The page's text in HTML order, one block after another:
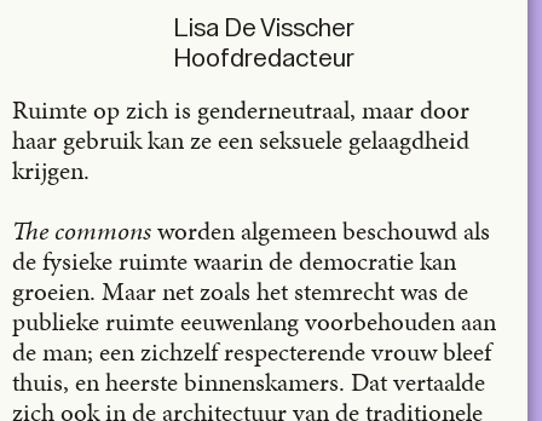
Lisa De Visscher
Hoofdredacteur
Ruimte op zich is genderneutraal, maar door
haar gebruik kan ze een seksuele gelaagdheid
krijgen.
The commonsworden algemeen beschouwd als
de fysieke ruimte waarin de democratie kan
groeien. Maar net zoals het stemrecht was de
publieke ruimte eeuwenlang voorbehouden aan
de man; een zichzelf respecterende vrouw bleef
thuis, en heerste binnenskamers. Dat vertaalde
zich ook in de architectuur van de traditionele